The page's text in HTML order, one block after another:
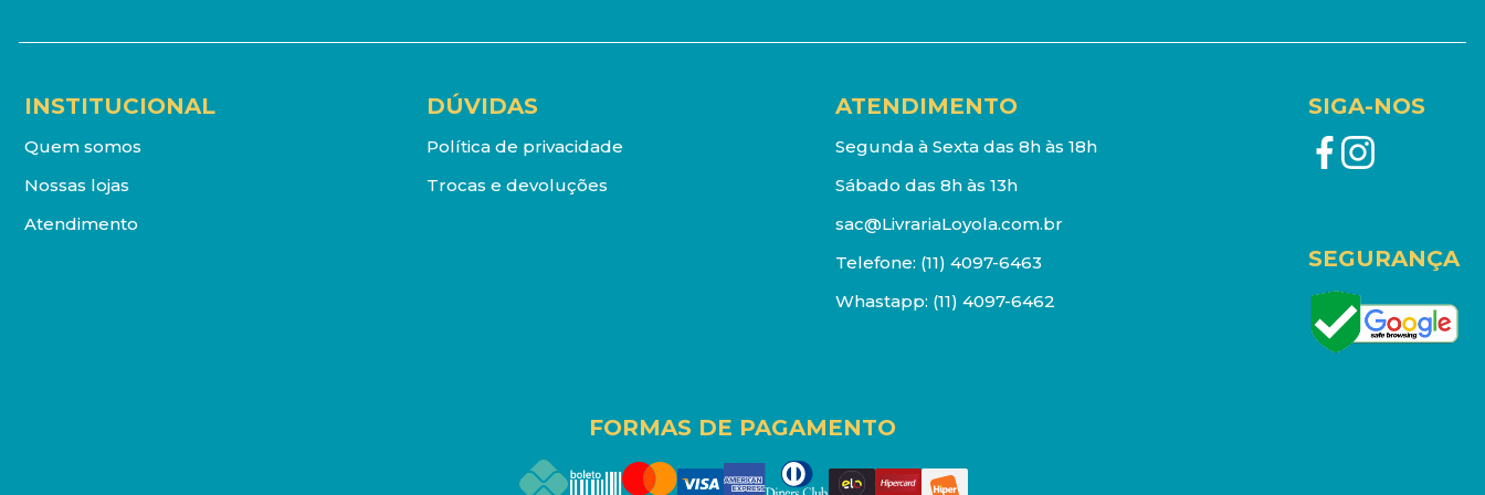
INSTITUCIONAL
Quem somos
Nossas lojas
Atendimento
DÚVIDAS
Política de privacidade
Trocas e devoluções
ATENDIMENTO
Segunda à Sexta das 8h às 18h
Sábado das 8h às 13h
sac@LivrariaLoyola.com.br
Telefone: (11) 4097-6463
Whastapp: (11) 4097-6462
SIGA-NOS
SEGURANÇA
FORMAS DE PAGAMENTO